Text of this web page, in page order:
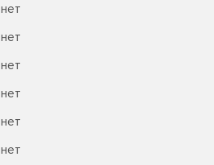
нет
нет
нет
нет
нет
нет